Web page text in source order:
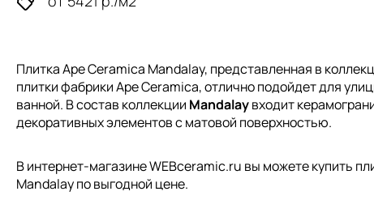
Плитка Ape Ceramica Mandalay, представленная в
плиткифабрики Ape Ceramica, отлично подойдет для
ванной. В состав коллекции Mandalayвходит
декоративных элементов с матовой поверхностью.
В интернет-магазине WEBceramic.ru вы можете купить
Mandalay по выгодной цене.